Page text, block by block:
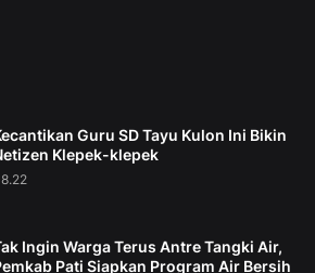
Guru SD Tayu Kulon Ini Bikin
Klepek-klepek
Ingin Warga Terus Antre Tangki Air,
Pati Siapkan Program Air Bersih